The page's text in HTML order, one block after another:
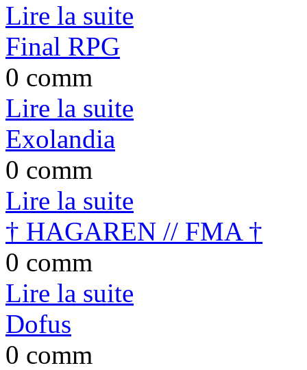
Lire la suite
Final RPG
0 comm
Lire la suite
Exolandia
0 comm
Lire la suite
† HAGAREN // FMA †
0 comm
Lire la suite
Dofus
0 comm